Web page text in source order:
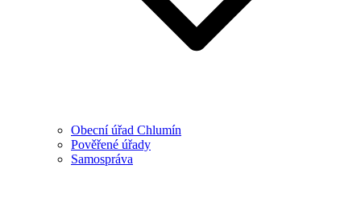
Obecní úřad Chlumín
Pověřené úřady
Samospráva